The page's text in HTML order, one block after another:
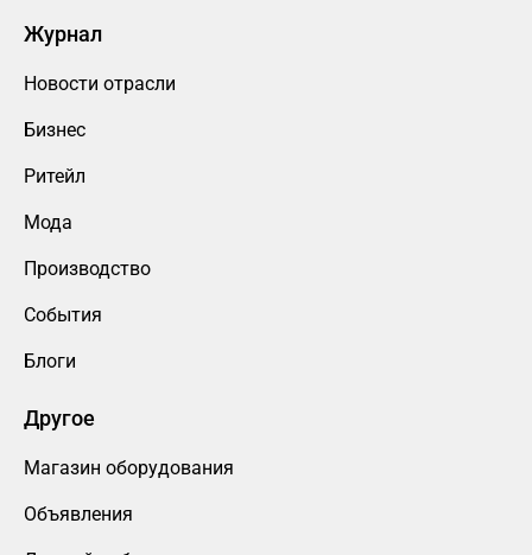
Журнал
Новости отрасли
Бизнес
Ритейл
Мода
Производство
События
Блоги
Другое
Магазин оборудования
Объявления